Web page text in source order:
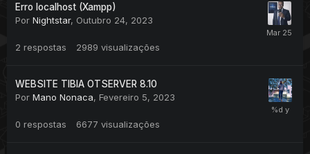
Erro localhost (Xampp)
Por Nightstar, Outubro 24, 2023
2 respostas 2989 visualizações
WEBSITE TIBIA OTSERVER 8.10
Por Mano Nonaca, Fevereiro 5, 2023
0 respostas 6677 visualizações